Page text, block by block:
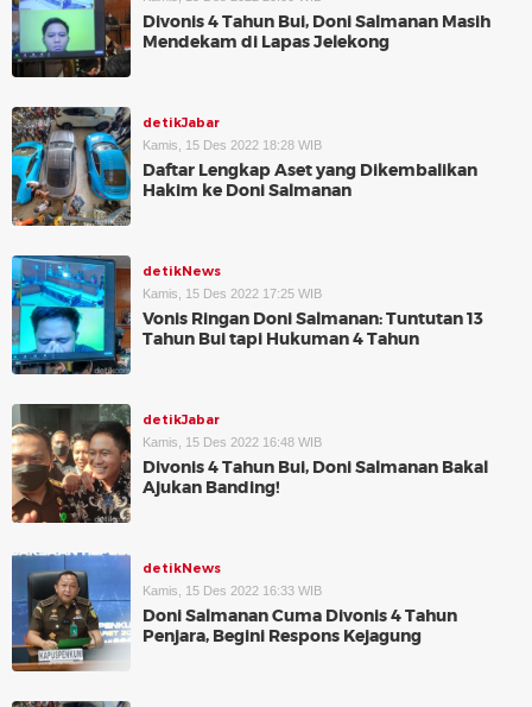
Divonis 4 Tahun Bui, Doni Salmanan Masih
Mendekam di Lapas Jelekong
detikJabar
Kamis, 15 Des 2022 18:28 WIB
Daftar Lengkap Aset yang Dikembalikan
Hakim ke Doni Salmanan
detikNews
Kamis, 15 Des 2022 17:25 WIB
Vonis Ringan Doni Salmanan: Tuntutan 13
Tahun Bui tapi Hukuman 4 Tahun
detikJabar
Kamis, 15 Des 2022 16:48 WIB
Divonis 4 Tahun Bui, Doni Salmanan Bakal
Ajukan Banding!
detikNews
Kamis, 15 Des 2022 16:33 WIB
Doni Salmanan Cuma Divonis 4 Tahun
Penjara, Begini Respons Kejagung